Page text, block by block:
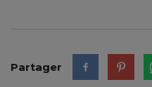
Partager